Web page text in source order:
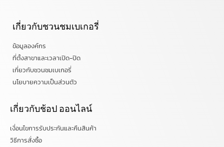
เกี่ยวกับชวนชมเบเกอรี่
ข้อมูลองค์กร
ที่ตั้งสาขาและเวลาเปิด-ปิด
เกี่ยวกับชวนชมเบเกอรี่
นโยบายความเป็นส่วนตัว
เกี่ยวกับช้อป ออนไลน์
เงื่อนไขการรับประกันและคืนสินค้า
วิธีการสั่งซื้อ